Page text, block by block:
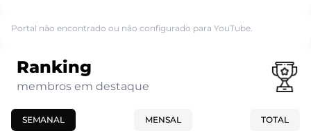
Portal não encontrado ou não configurado para YouTube.
Ranking
membros em destaque
SEMANAL MENSAL TOTAL